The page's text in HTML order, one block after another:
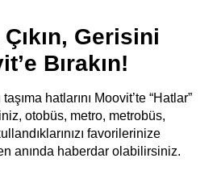
Gerisini
Bırakın!
hatlarını Moovit’te “Hatlar”
otobüs, metro, metrobüs,
favorilerinize
anında haberdar olabilirsiniz.